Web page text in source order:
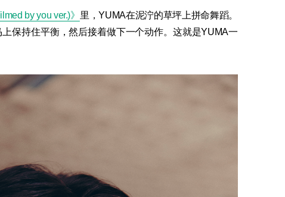
by you ver.)》 里，YUMA在泥泞的草坪上拼命舞蹈。
保持住平衡，然后接着做下一个动作。这就是YUMA一